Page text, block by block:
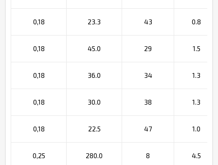
0,18 23.3 43 0.8
0,18 45.0 29 1.5
0,18 36.0 34 1.3
0,18 30.0 38 1.3
0,18 22.5 47 1.0
0,25 280.0 8 4.5